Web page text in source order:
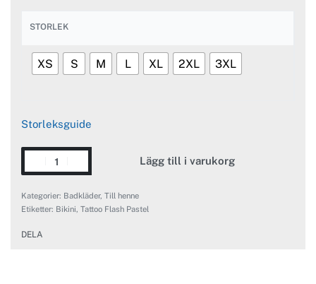
STORLEK
XS S M L XL 2XL 3XL
Storleksguide
Lägg till i varukorg
Kategorier: Badkläder, Till henne
Etiketter: Bikini, Tattoo Flash Pastel
DELA